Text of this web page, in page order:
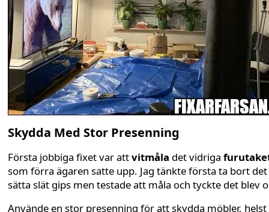
Skydda Med Stor Presenning
Första jobbiga fixet var attvitmåla det vidriga
som förra ägaren satte upp. Jag tänkte första ta bort
sätta slät gips men testade att måla och tyckte det blev
Använde en stor presenning för att skydda möbler, helst